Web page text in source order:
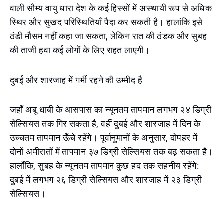
वाली सौम्य वायु धारा देश के कई हिस्सों में अस्थायी रूप से अधिक
स्थिर और सुखद परिस्थितियाँ पैदा कर सकती है। हालांकि इसे
ठंडी मौसम नहीं कहा जा सकता, लेकिन रात की ठंडक और सुबह
की ताजी हवा कई लोगों के लिए राहत लाएगी।
दुबई और शारजाह में गर्मी रहने की उम्मीद है
जहाँ अबू धाबी के आसपास का न्यूनतम तापमान लगभग २४ डिग्री
सेल्सियस तक गिर सकता है, वहीं दुबई और शारजाह में दिन के
उच्चतम तापमान ऊँचे रहेंगे। पूर्वानुमानों के अनुसार, दोपहर में
दोनों अमीरातों में तापमान ३७ डिग्री सेल्सियस तक बढ़ सकता है।
हालाँकि, सुबह के न्यूनतम तापमान कुछ हद तक सहनीय रहेंगे:
दुबई में लगभग २६ डिग्री सेल्सियस और शारजाह में २३ डिग्री
सेल्सियस।